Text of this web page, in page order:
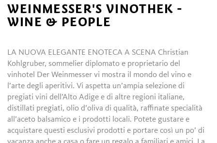
WEINMESSER'S VINOTHEK -
WINE & PEOPLE
LA NUOVA ELEGANTE ENOTECA A SCENA Christian
Kohlgruber, sommelier diplomato e proprietario del
vinhotel Der Weinmesser vi mostra il mondo del vino e
l’arte degli aperitivi. Vi aspetta un’ampia selezione di
pregiati vini dell’Alto Adige e di altre regioni italiane,
distillati pregiati, olio d’oliva di qualità, raffinate specialità
all’aceto balsamico e i prodotti locali. Potete gustare e
acquistare questi esclusivi prodotti e portare così un po’ di